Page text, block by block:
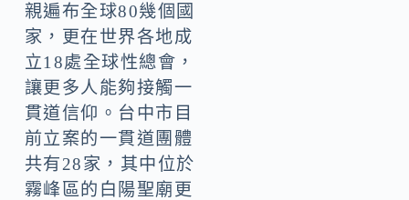
親遍布全球80幾個國
家，更在世界各地成
立18處全球性總會，
讓更多人能夠接觸一
貫道信仰。台中市目
前立案的一貫道團體
共有28家，其中位於
霧峰區的白陽聖廟更